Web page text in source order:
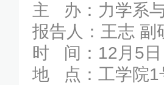
主 办：力学系
报告人：王志 副
时 间：12月5日
地 点：工学院1